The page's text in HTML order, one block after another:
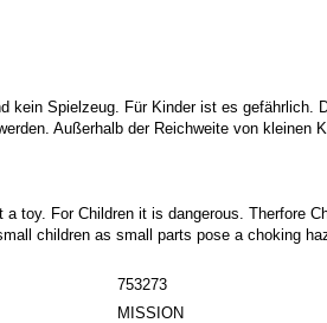
kein Spielzeug. Für Kinder ist es gefährlich.
Außerhalb der Reichweite von kleinen
toy. For Children it is dangerous. Therfore
children as small parts pose a choking
753273
MISSION